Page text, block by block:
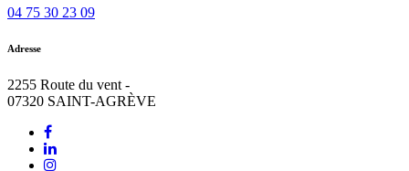
04 75 30 23 09
Adresse
2255 Route du vent -
07320 SAINT-AGRÈVE